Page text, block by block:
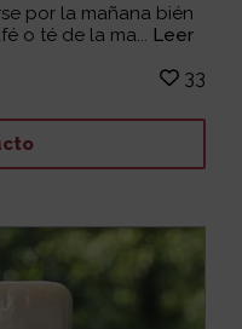
por la mañana bién
o té de la ma... Leer
33